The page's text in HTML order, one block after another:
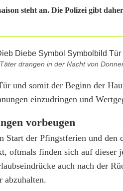
steht an. Die Polizei gibt
drangen in der Nacht von
und somit der Beginn der
einzudringen und
vorbeugen
Start der Pfingstferien und
oftmals finden sich auf dieser
auch nach der
abzuhalten.